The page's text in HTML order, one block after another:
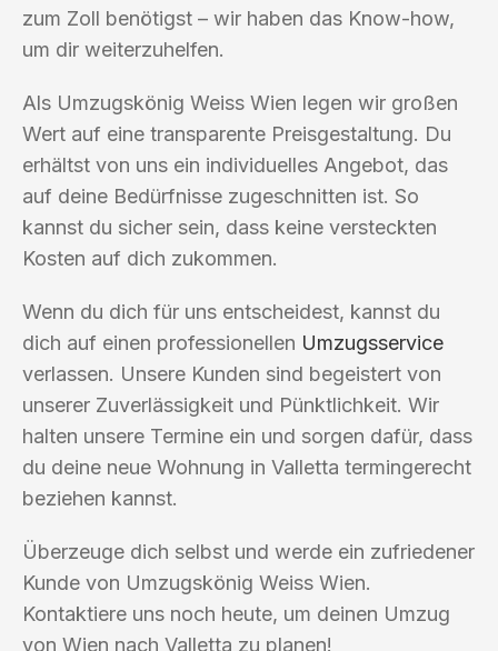
zum Zoll benötigst – wir haben das Know-how,
um dir weiterzuhelfen.
Als Umzugskönig Weiss Wien legen wir großen
Wert auf eine transparente Preisgestaltung. Du
erhältst von uns ein individuelles Angebot, das
auf deine Bedürfnisse zugeschnitten ist. So
kannst du sicher sein, dass keine versteckten
Kosten auf dich zukommen.
Wenn du dich für uns entscheidest, kannst du
dich auf einen professionellen Umzugsservice
verlassen. Unsere Kunden sind begeistert von
unserer Zuverlässigkeit und Pünktlichkeit. Wir
halten unsere Termine ein und sorgen dafür, dass
du deine neue Wohnung in Valletta termingerecht
beziehen kannst.
Überzeuge dich selbst und werde ein zufriedener
Kunde von Umzugskönig Weiss Wien.
Kontaktiere uns noch heute, um deinen Umzug
von Wien nach Valletta zu planen!